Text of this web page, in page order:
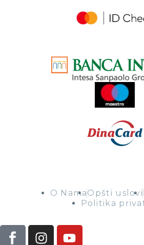
O NamaOpšti uslovi
Politika